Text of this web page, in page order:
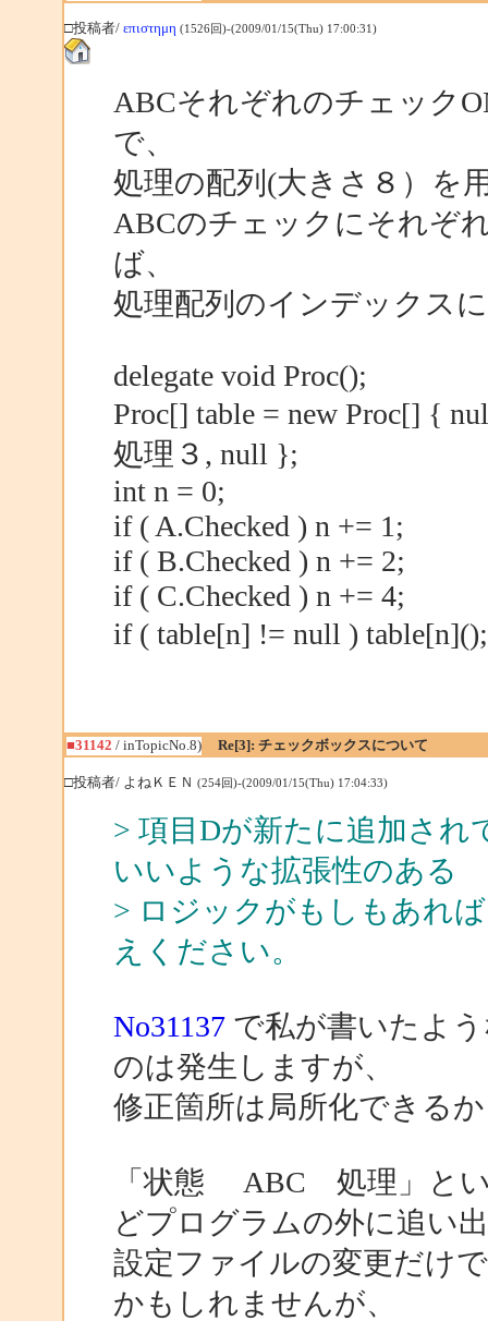
□投稿者/ επιστημη (1526回)-(2009/01/15(Thu) 17:00:31)
ABCそれぞれのチェック
で、
処理の配列(大きさ８）を
ABCのチェックにそれぞ
ば、
処理配列のインデックス
delegate void Proc();
Proc[] table = new Proc[] {
処理３, null };
int n = 0;
if ( A.Checked ) n += 1;
if ( B.Checked ) n += 2;
if ( C.Checked ) n += 4;
if ( table[n] != null )
■31142 / inTopicNo.8) Re[3]: チェックボックスについて
□投稿者/ よねＫＥＮ (254回)-(2009/01/15(Thu) 17:04:33)
> 項目Dが新たに追加さ
いいような拡張性のある
> ロジックがもしもあれ
えください。
No31137で私が書いたよ
のは発生しますが、
修正箇所は局所化できる
「状態 ABC 処理」とい
どプログラムの外に追い
設定ファイルの変更だけ
かもしれませんが、